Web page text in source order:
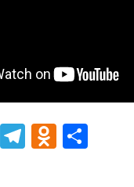
VK Telegram